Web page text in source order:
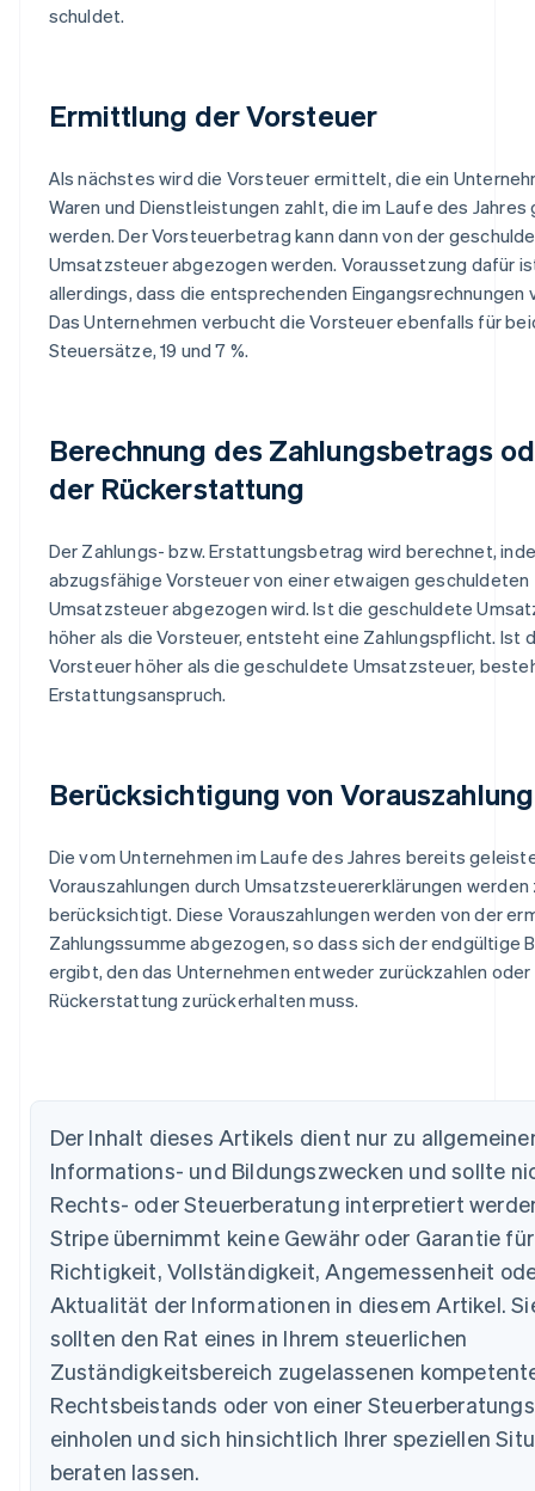
schuldet.
Ermittlung der Vorsteuer
Als nächstes wird die Vorsteuer ermittelt, die ein
Waren und Dienstleistungen zahlt, die im Laufe des
werden. Der Vorsteuerbetrag kann dann von der
Umsatzsteuer abgezogen werden. Voraussetzung dafür
allerdings, dass die entsprechenden Eingangsrechnungen
Das Unternehmen verbucht die Vorsteuer ebenfalls für
Steuersätze, 19 und 7 %.
Berechnung des Zahlungsbetrags
der Rückerstattung
Der Zahlungs- bzw. Erstattungsbetrag wird berechnet,
abzugsfähige Vorsteuer von einer etwaigen geschuldeten
Umsatzsteuer abgezogen wird. Ist die geschuldete
höher als die Vorsteuer, entsteht eine Zahlungspflicht. Ist
Vorsteuer höher als die geschuldete Umsatzsteuer,
Erstattungsanspruch.
Berücksichtigung von
Die vom Unternehmen im Laufe des Jahres bereits
Vorauszahlungen durch Umsatzsteuererklärungen
berücksichtigt. Diese Vorauszahlungen werden von der
Zahlungssumme abgezogen, so dass sich der endgültige
ergibt, den das Unternehmen entweder zurückzahlen oder
Rückerstattung zurückerhalten muss.
Der Inhalt dieses Artikels dient nur zu
Informations- und Bildungszwecken und sollte
Rechts- oder Steuerberatung interpretiert
Stripe übernimmt keine Gewähr oder Garantie
Richtigkeit, Vollständigkeit, Angemessenheit
Aktualität der Informationen in diesem Artikel.
sollten den Rat eines in Ihrem steuerlichen
Zuständigkeitsbereich zugelassenen
Rechtsbeistands oder von einer
einholen und sich hinsichtlich Ihrer speziellen
beraten lassen.
English
Belgien
Nederlands FrançaisDeutsch English
Brasilien
Português English
Bulgarien
Dänemark
English
Deutschland
DeutschEnglish
Estland